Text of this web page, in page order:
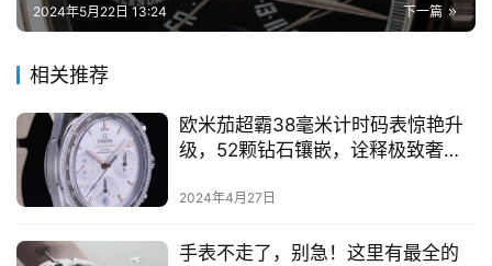
下一篇
2024年5月22日 13:24
相关推荐
欧米茄超霸38毫米计时码表惊艳升
级，52颗钻石镶嵌，诠释极致奢
2024年4月27日
手表不走了，别急！这里有最全的